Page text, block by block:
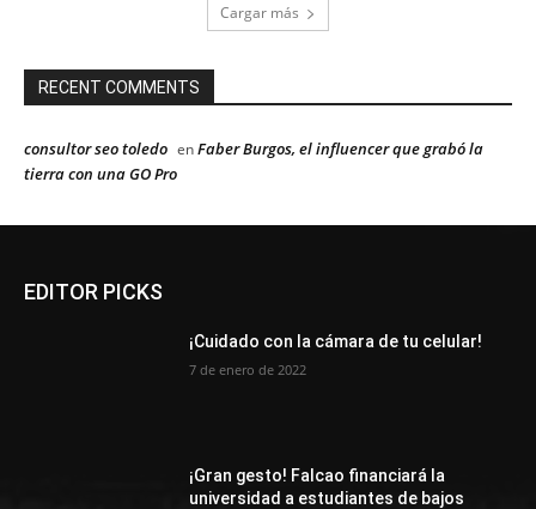
Cargar más
RECENT COMMENTS
consultor seo toledo enFaber Burgos, el influencer que grabó la
tierra con una GO Pro
EDITOR PICKS
¡Cuidado con la cámara de tu celular!
7 de enero de 2022
¡Gran gesto! Falcao financiará la
universidad a estudiantes de bajos